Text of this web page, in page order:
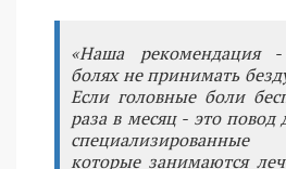
«Наша рекомендация
болях не принимать
Если головные боли
раза в месяц - это
которые занимаются